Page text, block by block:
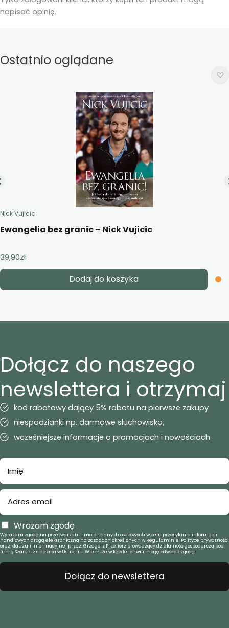
napisać opinię.
Ostatnio oglądane
Nick Vujicic
Ewangelia bez granic – Nick Vujicic
39,90zł
Dodaj do koszyka
Dołącz do naszego
newslettera i otrzymaj
kod rabatowy dający 5% rabatu na pierwsze zakupy
niespodzianki np. darmowe słuchowisko,
wcześniejsze informacje o promocjach i nowościach
Wrażam zgodę
Wyrażam zgodę na przetwarzanie moich danych osobowych w celu przesyłania informacji
handlowych drogą elektroniczną na zasadach określonych w Regulaminie, Polityce prywatności
oraz klauzuli informacyjnej przez: Grzegorz Przeliorz prowadzący działalność gospodarczą pod
firmą Szaron, z siedzibą w Ustroniu. Wiem, że w każdej chwili mogę odwołać zgodę.
Dołącz do newslettera